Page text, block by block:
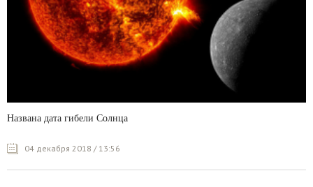
Названа дата гибели Солнца
04 декабря 2018 / 13:56